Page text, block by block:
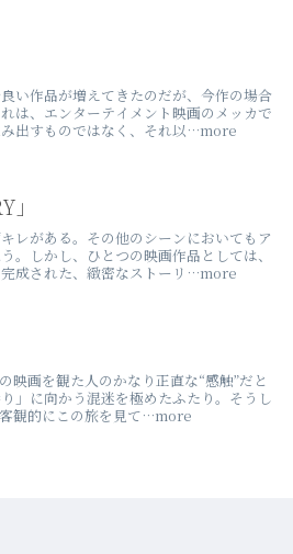
い作品が増えてきたのだが、今作の場合
は、エンターテイメント映画のメッカで
出すものではなく、それ以…more
レがある。その他のシーンにおいてもア
。しかし、ひとつの映画作品としては、
成された、緻密なストーリ…more
映画を観た人のかなり正直な“感触”だと
」に向かう混迷を極めたふたり。そうし
観的にこの旅を見て…more